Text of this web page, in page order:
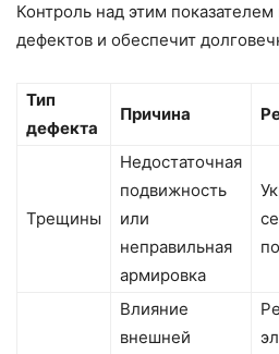
Контроль над этим
дефектов и обеспечит
Тип
дефекта
Причина
Трещины
Недостаточная
подвижность
или
неправильная
армировка
Влияние
внешней